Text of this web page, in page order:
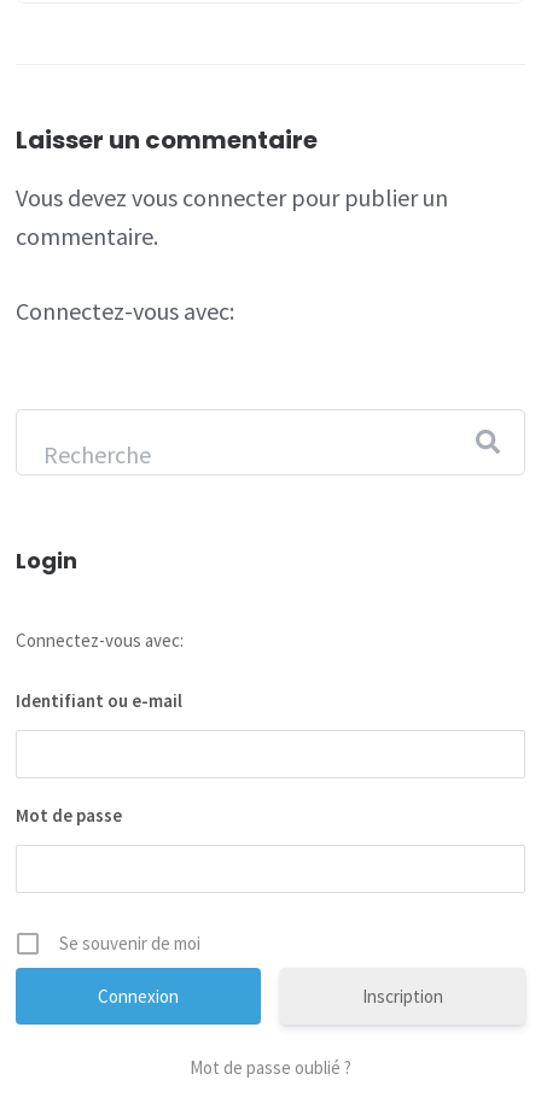
Laisser un commentaire
Vous devezvous connecterpour publier un
commentaire.
Connectez-vous avec:
Login
Connectez-vous avec:
Identifiant ou e-mail
Mot de passe
Se souvenir de moi
Inscription
Mot de passe oublié ?